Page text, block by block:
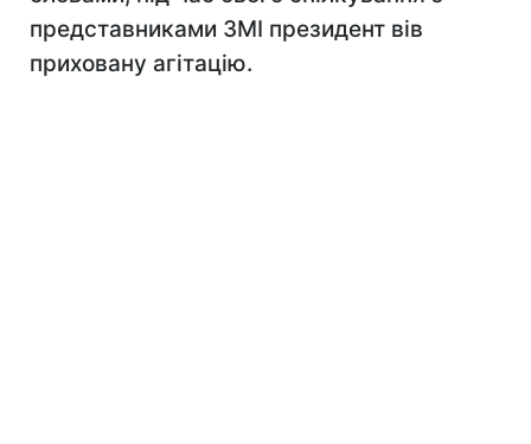
представниками ЗМІ президент вів
приховану агітацію.